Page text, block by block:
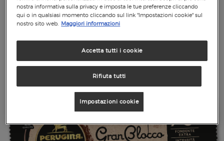
nostra informativa sulla privacy e imposta le tue preferenze cliccando
qui o in qualsiasi momento cliccando sul link "Impostazioni cookie" sul
nostro sito web. Maggiori informazioni
Rifiuta tutti
Accetta tutti i cookie
Impostazioni cookie